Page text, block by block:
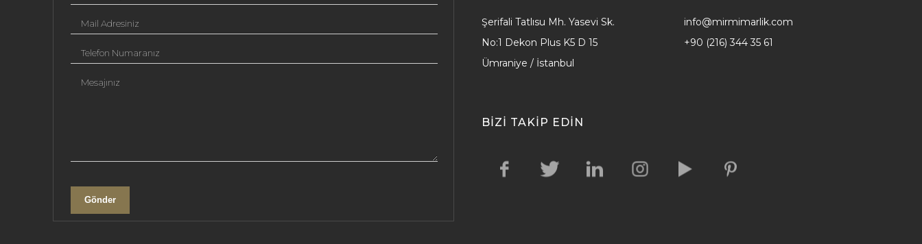
Mail Adresiniz
Telefon Numaranız
Mesajınız
Gönder
Şerifali Tatlısu Mh. Yasevi Sk.
No:1 Dekon Plus K5 D 15
Ümraniye / İstanbul
info@mirmimarlik.com
+90 (216) 344 35 61
BIZI TAKIP EDIN